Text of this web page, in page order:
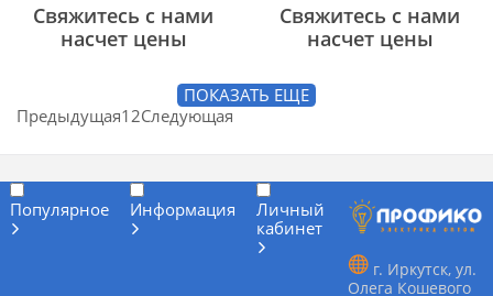
Свяжитесь с нами
насчет цены
Свяжитесь с нами
насчет цены
ПОКАЗАТЬ ЕЩЕ
Предыдущая1 2Следующая
Популярное Информация
Личный
кабинет
г. Иркутск, ул.
Олега Кошевого